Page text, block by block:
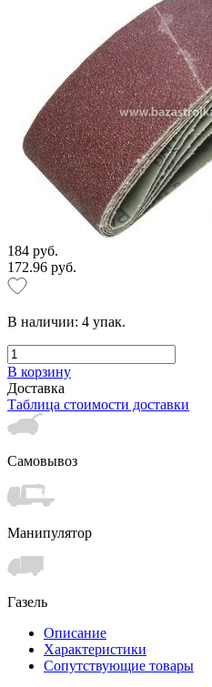
184 руб.
172.96 руб.
В наличии: 4 упак.
В корзину
Доставка
Таблица стоимости доставки
Самовывоз
Манипулятор
Газель
Описание
Характеристики
Сопутствующие товары